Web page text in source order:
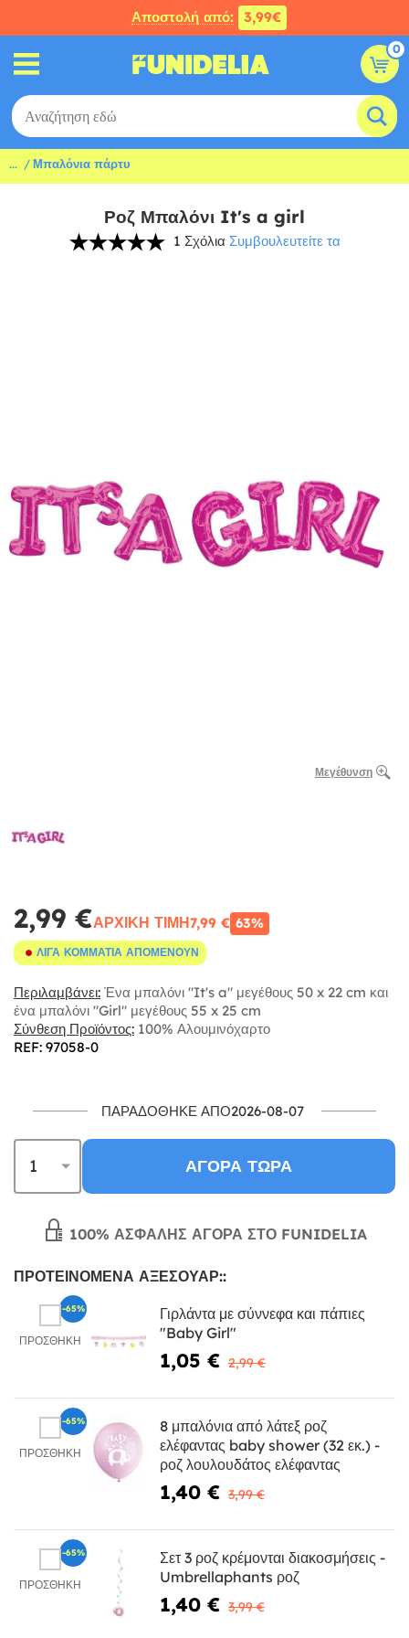
Αποστολή από: 3,99€
0
... Μπαλόνια πάρτυ
Ροζ Μπαλόνι It's a girl
1 Σχόλια Συμβουλευτείτε τα
Μεγέθυνση
2,99 €ΑΡΧΙΚΉ ΤΙΜΉ7,99 € 63%
ΛΊΓΑ ΚΟΜΜΆΤΙΑ ΑΠΟΜΈΝΟΥΝ
Περιλαμβάνει: Ένα μπαλόνι "It's a" μεγέθους 50 x 22 cm και
ένα μπαλόνι "Girl" μεγέθους 55 x 25 cm
Σύνθεση Προϊόντος: 100% Αλουμινόχαρτο
REF: 97058-0
ΠΑΡΑΔΌΘΗΚΕ ΑΠΌ2026-08-07
ΑΓΟΡΆ ΤΏΡΑ
100% ΑΣΦΑΛΉΣ ΑΓΟΡΆ ΣΤΟ FUNIDELIA
ΠΡΟΤΕΙΝΌΜΕΝΑ ΑΞΕΣΟΥΆΡ::
ΠΡΟΣΘΉΚΗ
Γιρλάντα με σύννεφα και πάπιες
"Baby Girl"
1,05 € 2,99 €
-65%
ΠΡΟΣΘΉΚΗ
8 μπαλόνια από λάτεξ ροζ
ελέφαντας baby shower (32 εκ.) -
ροζ λουλουδάτος ελέφαντας
1,40 € 3,99 €
-65%
ΠΡΟΣΘΉΚΗ
Σετ 3 ροζ κρέμονται διακοσμήσεις -
Umbrellaphants ροζ
1,40 € 3,99 €
-65%